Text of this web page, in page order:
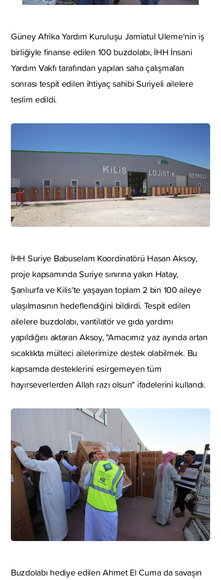
Güney Afrika Yardım Kuruluşu Jamiatul Uleme'nin iş
birliğiyle finanse edilen 100 buzdolabı, İHH İnsani
Yardım Vakfı tarafından yapılan saha çalışmaları
sonrası tespit edilen ihtiyaç sahibi Suriyeli ailelere
teslim edildi.
İHH Suriye Babuselam Koordinatörü Hasan Aksoy,
proje kapsamında Suriye sınırına yakın Hatay,
Şanlıurfa ve Kilis'te yaşayan toplam 2 bin 100 aileye
ulaşılmasının hedeflendiğini bildirdi. Tespit edilen
ailelere buzdolabı, vantilatör ve gıda yardımı
yapıldığını aktaran Aksoy, "Amacımız yaz ayında artan
sıcaklıkta mülteci ailelerimize destek olabilmek. Bu
kapsamda desteklerini esirgemeyen tüm
hayırseverlerden Allah razı olsun" ifadelerini kullandı.
Buzdolabı hediye edilen Ahmet El Cuma da savaşın